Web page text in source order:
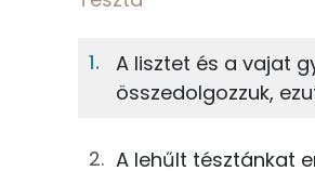
75gfinomliszt
A lisztet és a vajat
összedolgozzuk,
A lehűlt tésztánkat